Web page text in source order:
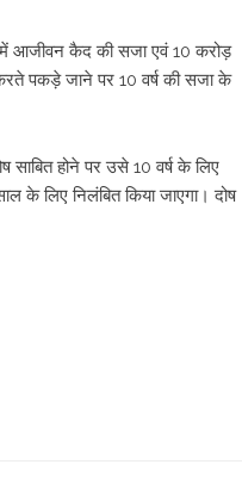
में आजीवन कैद की सजा एवं 10 करोड़
पकड़े जाने पर 10 वर्ष की सजा के
साबित होने पर उसे 10 वर्ष के लिए
के लिए निलंबित किया जाएगा। दोष